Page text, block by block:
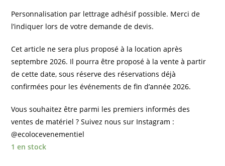
Personnalisation par lettrage adhésif possible. Merci de
l’indiquer lors de votre demande de devis.
Cet article ne sera plus proposé à la location après
septembre 2026. Il pourra être proposé à la vente à partir
de cette date, sous réserve des réservations déjà
confirmées pour les événements de fin d’année 2026.
Vous souhaitez être parmi les premiers informés des
ventes de matériel ? Suivez nous sur Instagram :
@ecolocevenementiel
1 en stock